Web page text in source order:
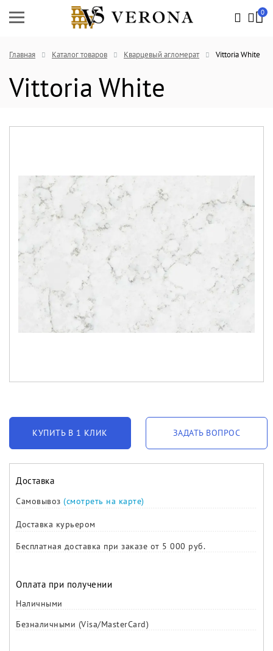
0
Главная Каталог товаров Кварцевый агломерат Vittoria White
Vittoria White
КУПИТЬ В 1 КЛИК ЗАДАТЬ ВОПРОС
Доставка
Самовывоз (смотреть на карте)
Доставка курьером
Бесплатная доставка при заказе от 5 000 руб.
Оплата при получении
Наличными
Безналичными (Visa/MasterCard)